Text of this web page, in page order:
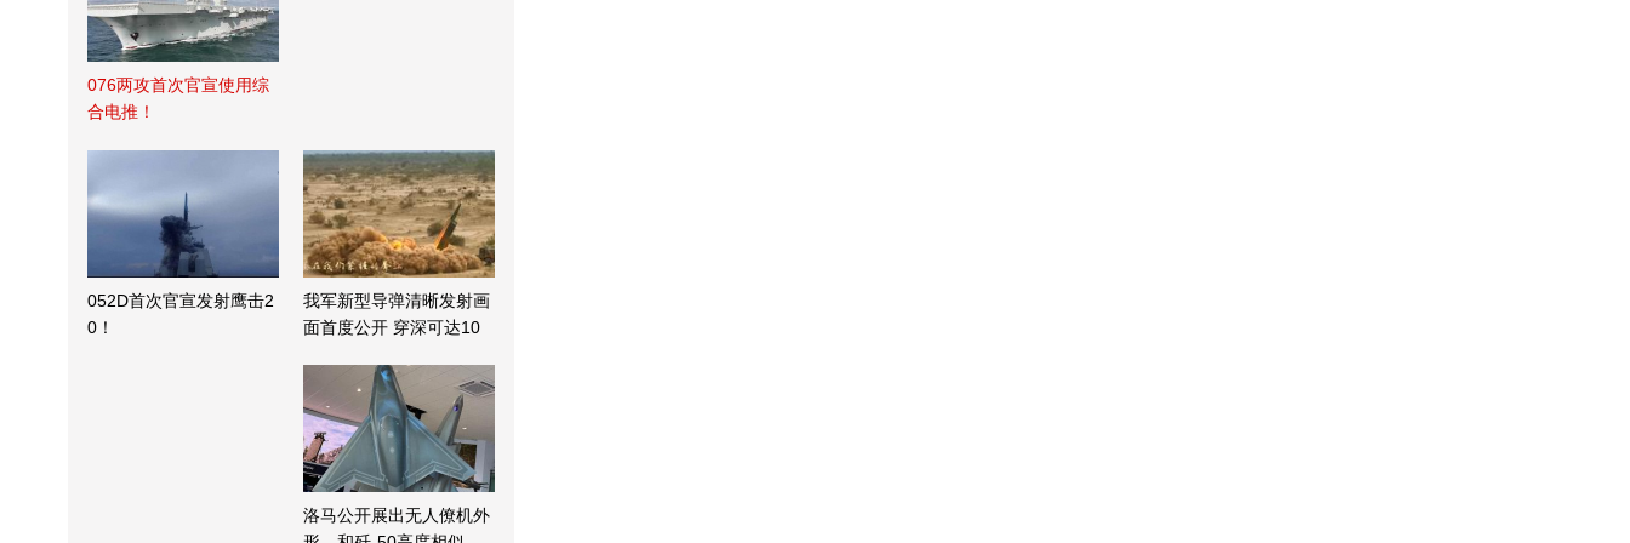
076两攻首次官宣使用综
合电推！
052D首次官宣发射鹰击2
0！
我军新型导弹清晰发射画
面首度公开 穿深可达10
洛马公开展出无人僚机外